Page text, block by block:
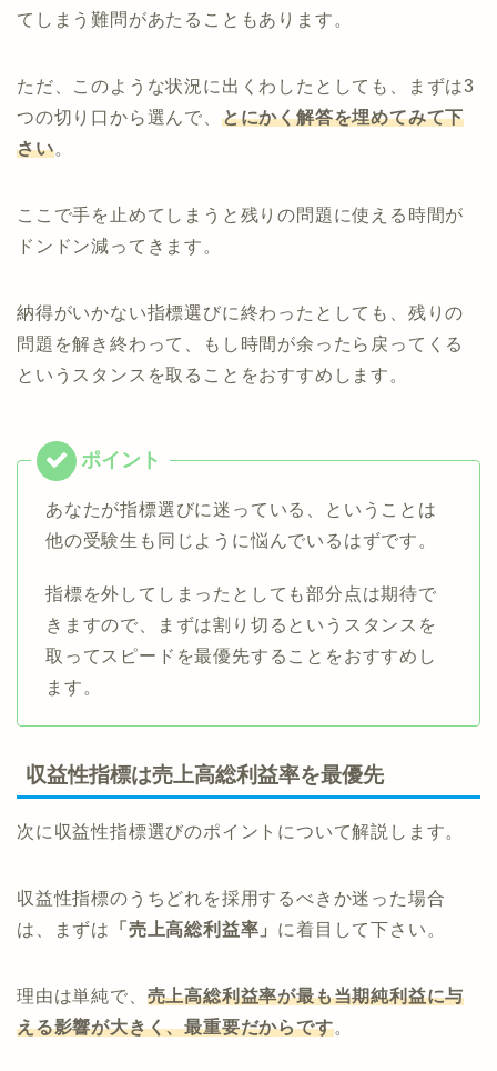
てしまう難問があたることもあります。
ただ、このような状況に出くわしたとしても、まずは3
つの切り口から選んで、 とにかく解答を埋めてみて下
さい。
ここで手を止めてしまうと残りの問題に使える時間が
ドンドン減ってきます。
納得がいかない指標選びに終わったとしても、残りの
問題を解き終わって、もし時間が余ったら戻ってくる
というスタンスを取ることをおすすめします。
あなたが指標選びに迷っている、ということは
他の受験生も同じように悩んでいるはずです。
指標を外してしまったとしても部分点は期待で
きますので、まずは割り切るというスタンスを
取ってスピードを最優先することをおすすめし
ます。
収益性指標は売上高総利益率を最優先
次に収益性指標選びのポイントについて解説します。
収益性指標のうちどれを採用するべきか迷った場合
は、まずは
「売上高総利益率」 に着目して下さい。
理由は単純で、 売上高総利益率が最も当期純利益に与
える影響が大きく、最重要だからです。